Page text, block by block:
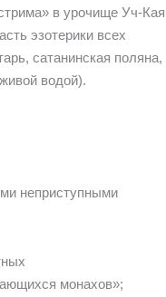
в урочище Уч-Кая
эзотерики всех
сатанинская поляна,
водой).
неприступными
монахов»;